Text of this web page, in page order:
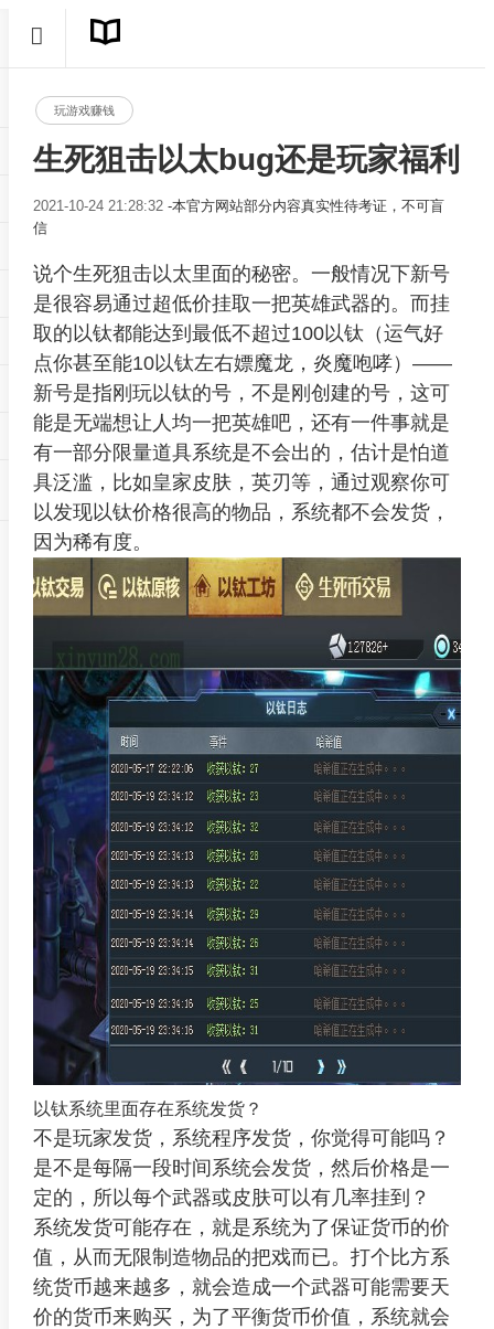
玩游戏赚钱
生死狙击以太bug还是玩家福利
2021-10-24 21:28:32 -本官方网站部分内容真实性待考证，不可盲
信
说个生死狙击以太里面的秘密。一般情况下新号
是很容易通过超低价挂取一把英雄武器的。而挂
取的以钛都能达到最低不超过100以钛（运气好
点你甚至能10以钛左右嫖魔龙，炎魔咆哮）——
新号是指刚玩以钛的号，不是刚创建的号，这可
能是无端想让人均一把英雄吧，还有一件事就是
有一部分限量道具系统是不会出的，估计是怕道
具泛滥，比如皇家皮肤，英刃等，通过观察你可
以发现以钛价格很高的物品，系统都不会发货，
因为稀有度。
以钛系统里面存在系统发货？
不是玩家发货，系统程序发货，你觉得可能吗？
是不是每隔一段时间系统会发货，然后价格是一
定的，所以每个武器或皮肤可以有几率挂到？
系统发货可能存在，就是系统为了保证货币的价
值，从而无限制造物品的把戏而已。打个比方系
统货币越来越多，就会造成一个武器可能需要天
价的货币来购买，为了平衡货币价值，系统就会